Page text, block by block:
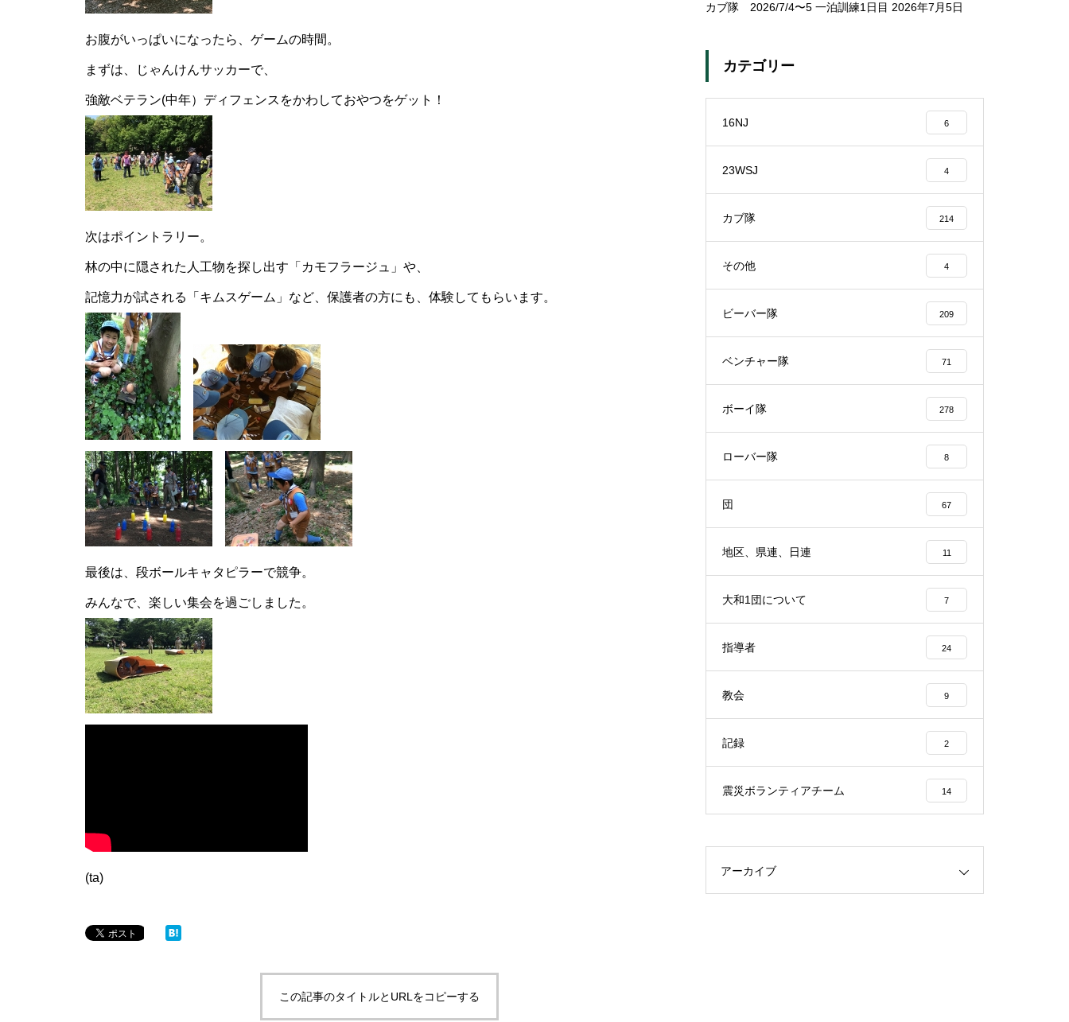
お腹がいっぱいになったら、ゲームの時間。
まずは、じゃんけんサッカーで、
強敵ベテラン(中年）ディフェンスをかわしておやつをゲット！
次はポイントラリー。
林の中に隠された人工物を探し出す「カモフラージュ」や、
記憶力が試される「キムスゲーム」など、保護者の方にも、体験してもらいます。
最後は、段ボールキャタピラーで競争。
みんなで、楽しい集会を過ごしました。
(ta)
この記事のタイトルとURLをコピーする
カブ隊 2026/7/4〜5 一泊訓練1日目 2026年7月5日
カテゴリー
16NJ 6
23WSJ 4
カブ隊 214
その他 4
ビーバー隊 209
ベンチャー隊 71
ボーイ隊 278
ローバー隊 8
団 67
地区、県連、日連 11
大和1団について 7
指導者 24
教会 9
記録 2
震災ボランティアチーム 14
アーカイブ